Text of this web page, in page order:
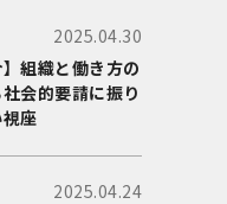
2025.04.30
】組織と働き方の
会的要請に振り
座
2025.04.24